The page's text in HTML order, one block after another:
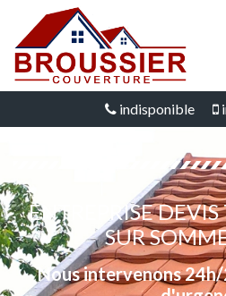
indisponible
ENTREPRISE
SUR
Nous intervenons